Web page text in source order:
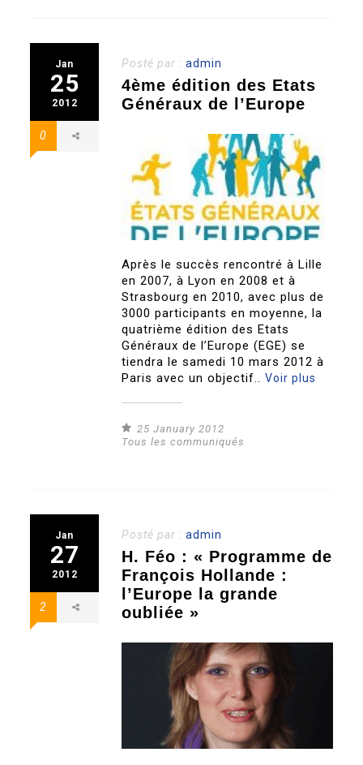
Jan
25
2012
0
Posté par :admin
4ème édition des Etats
Généraux de l’Europe
Après le succès rencontré à Lille
en 2007, à Lyon en 2008 et à
Strasbourg en 2010, avec plus de
3000 participants en moyenne, la
quatrième édition des Etats
Généraux de l’Europe (EGE) se
tiendra le samedi 10 mars 2012 à
Paris avec un objectif..Voir plus
25 January 2012
Tous les communiqués
Jan
27
2012
2
Posté par :admin
H. Féo : « Programme de
François Hollande :
l’Europe la grande
oubliée »